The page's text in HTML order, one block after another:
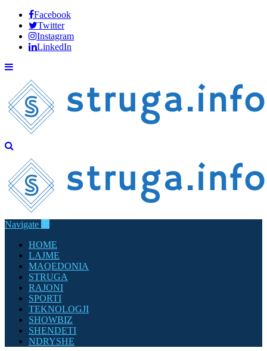
Facebook
Twitter
Instagram
LinkedIn
Navigate
HOME
LAJME
MAQEDONIA
STRUGA
RAJONI
SPORTI
TEKNOLOGJI
SHOWBIZ
SHENDETI
NDRYSHE